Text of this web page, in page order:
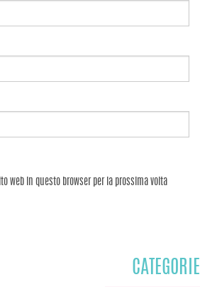
web in questo browser per la prossima volta
CATEGORIE